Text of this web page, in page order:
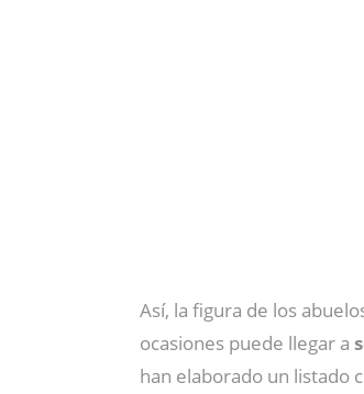
Así, la figura de los
ocasiones puede llegar a
han elaborado un listado